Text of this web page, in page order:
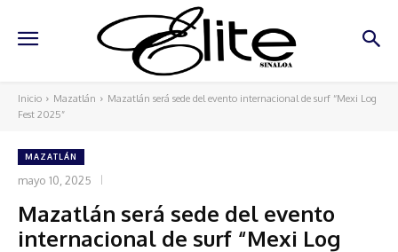
Inicio Mazatlán
Mazatlán será sede del evento internacional de surf “Mexi Log
Fest 2025”
MAZATLÁN
mayo 10, 2025
Mazatlán será sede del evento
internacional de surf “Mexi Log